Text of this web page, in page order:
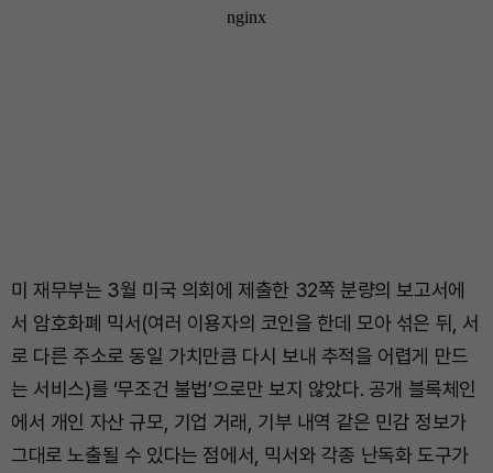
미 재무부는 3월 미국 의회에 제출한 32쪽 분량의 보고서에
서 암호화폐 믹서(여러 이용자의 코인을 한데 모아 섞은 뒤, 서
로 다른 주소로 동일 가치만큼 다시 보내 추적을 어렵게 만드
는 서비스)를 ‘무조건 불법’으로만 보지 않았다. 공개 블록체인
에서 개인 자산 규모, 기업 거래, 기부 내역 같은 민감 정보가
그대로 노출될 수 있다는 점에서, 믹서와 각종 난독화 도구가